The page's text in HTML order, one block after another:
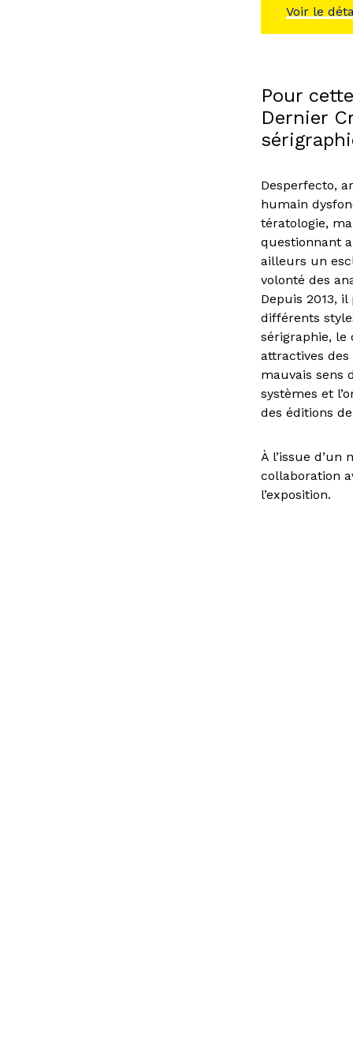
Voir le
Pour
Dernier
Desperfecto,
humain
tératologie,
questionnant
ailleurs un
volonté des
Depuis 2013,
différents
sérigraphie, le
attractives
mauvais sens
systèmes et
des éditions
À l’issue
collaboration
l’exposition.